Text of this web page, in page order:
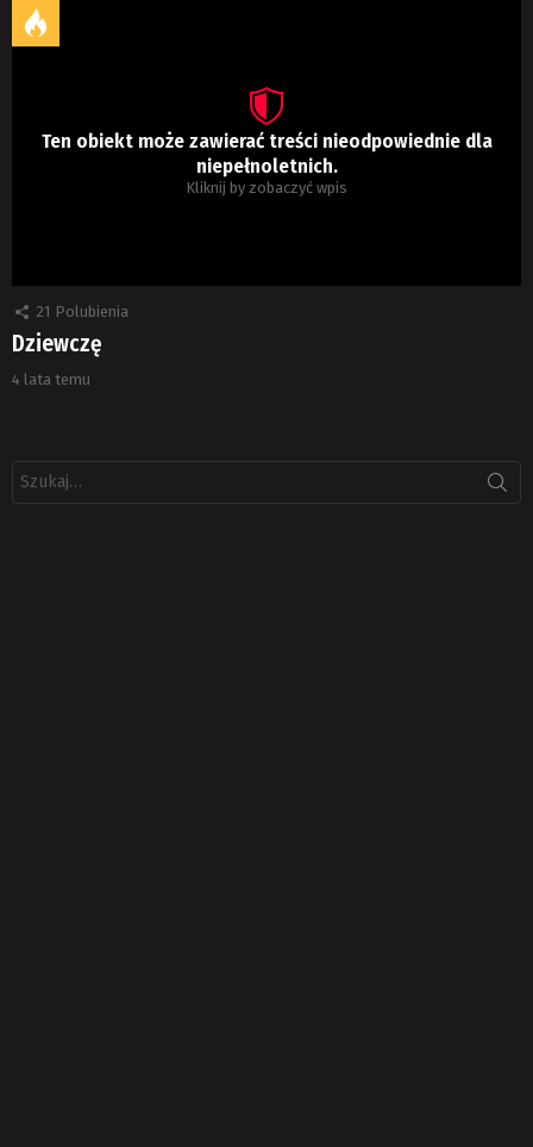
Ten obiekt może zawierać treści nieodpowiednie dla
niepełnoletnich.
Kliknij by zobaczyć wpis
21 Polubienia
Dziewczę
4 lata temu